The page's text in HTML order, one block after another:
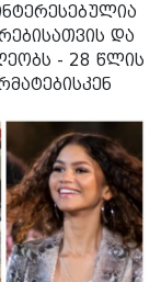
და
- 28 წლის